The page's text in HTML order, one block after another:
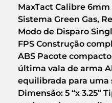
MaxTact Calibre
Sistema Green Gas,
Modo de Disparo
FPS Construção
ABS Pacote
última vala de arma
equilibrada para uma
Dimensão: 5 “x 3.25”